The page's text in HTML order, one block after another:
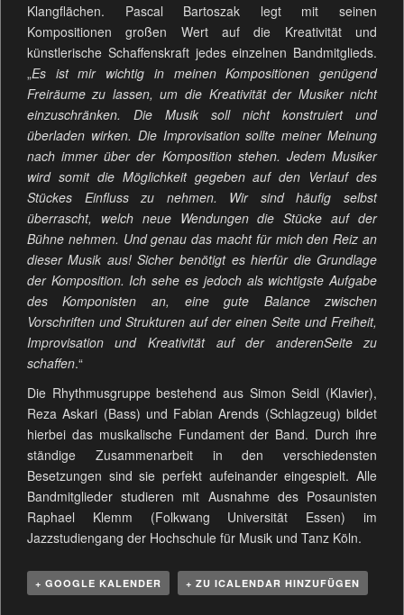
Klangflächen. Pascal Bartoszak legt mit seinen
Kompositionen großen Wert auf die Kreativität und
künstlerische Schaffenskraft jedes einzelnen Bandmitglieds.
„Es ist mir wichtig in meinen Kompositionen genügend
Freiräume zu lassen, um die Kreativität der Musiker nicht
einzuschränken. Die Musik soll nicht konstruiert und
überladen wirken. Die Improvisation sollte meiner Meinung
nach immer über der Komposition stehen. Jedem Musiker
wird somit die Möglichkeit gegeben auf den Verlauf des
Stückes Einfluss zu nehmen. Wir sind häufig selbst
überrascht, welch neue Wendungen die Stücke auf der
Bühne nehmen. Und genau das macht für mich den Reiz an
dieser Musik aus! Sicher benötigt es hierfür die Grundlage
der Komposition. Ich sehe es jedoch als wichtigste Aufgabe
des Komponisten an, eine gute Balance zwischen
Vorschriften und Strukturen auf der einen Seite und Freiheit,
Improvisation und Kreativität auf der anderenSeite zu
schaffen.“
Die Rhythmusgruppe bestehend aus Simon Seidl (Klavier),
Reza Askari (Bass) und Fabian Arends (Schlagzeug) bildet
hierbei das musikalische Fundament der Band. Durch ihre
ständige Zusammenarbeit in den verschiedensten
Besetzungen sind sie perfekt aufeinander eingespielt. Alle
Bandmitglieder studieren mit Ausnahme des Posaunisten
Raphael Klemm (Folkwang Universität Essen) im
Jazzstudiengang der Hochschule für Musik und Tanz Köln.
+ GOOGLE KALENDER + ZU ICALENDAR HINZUFÜGEN